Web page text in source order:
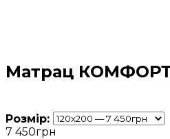
Матрац КОМФОРТ
Розмір:
7 450грн